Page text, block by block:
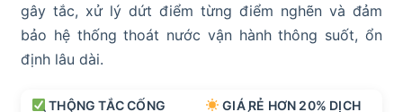
gây tắc, xử lý dứt điểm từng điểm nghẽn và đảm
bảo hệ thống thoát nước vận hành thông suốt, ổn
định lâu dài.
THÔNG TẮC CỐNG
GIÁ RẺ HƠN 20% DỊCH